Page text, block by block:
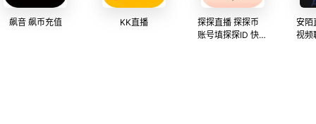
飙音 飙币充值 KK直播
探探直播 探探币
账号填探探ID 快速
安陌
视频